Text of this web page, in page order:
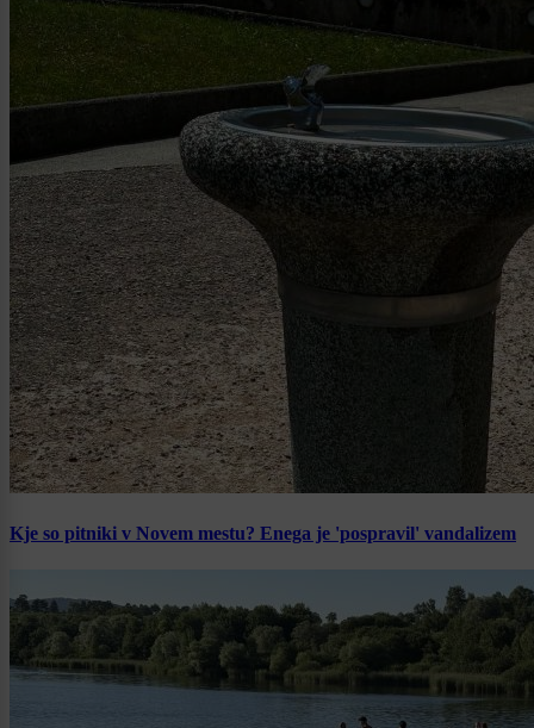
Kje so pitniki v Novem mestu? Enega je 'pospravil' vandalizem